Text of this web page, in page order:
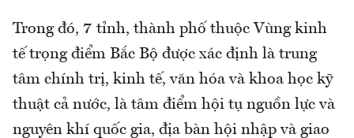
Trong đó, 7 tỉnh, thành phố thuộc Vùng kinh
tế trọng điểm Bắc Bộ được xác định là trung
tâm chính trị, kinh tế, văn hóa và khoa học kỹ
thuật cả nước, là tâm điểm hội tụ nguồn lực và
nguyên khí quốc gia, địa bàn hội nhập và giao